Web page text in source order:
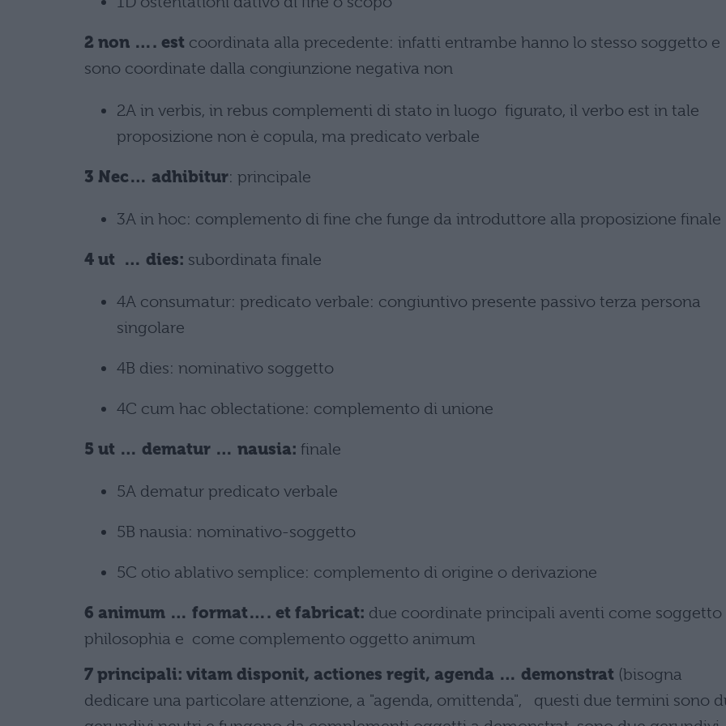
2 non …. est coordinata alla precedente: infatti entrambe hanno lo stesso soggetto e
sono coordinate dalla congiunzione negativa non
2A in verbis, in rebus complementi di stato in luogo figurato, il verbo est in tale
proposizione non è copula, ma predicato verbale
3 Nec… adhibitur: principale
3A in hoc: complemento di fine che funge da introduttore alla proposizione finale
4 ut … dies: subordinata finale
4A consumatur: predicato verbale: congiuntivo presente passivo terza persona
singolare
4B dies: nominativo soggetto
4C cum hac oblectatione: complemento di unione
5 ut … dematur … nausia: finale
5A dematur predicato verbale
5B nausia: nominativo-soggetto
5C otio ablativo semplice: complemento di origine o derivazione
6 animum … format…. et fabricat: due coordinate principali aventi come soggetto
philosophia e come complemento oggetto animum
7 principali: vitam disponit, actiones regit, agenda … demonstrat (bisogna
dedicare una particolare attenzione, a "agenda, omittenda", questi due termini sono